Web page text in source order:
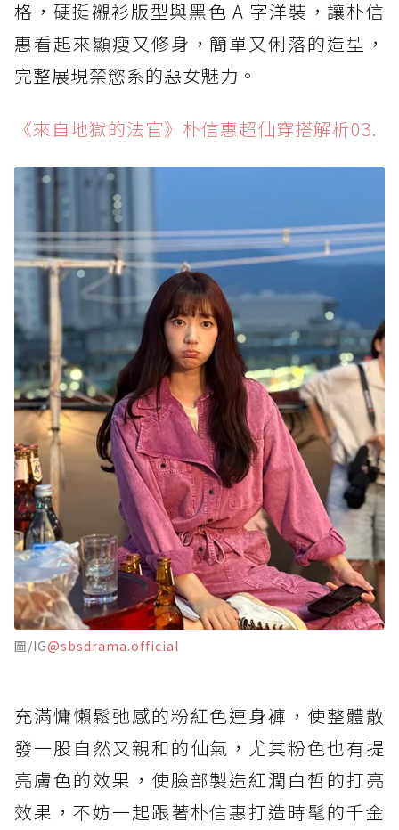
格，硬挺襯衫版型與黑色 A 字洋裝，讓朴信
惠看起來顯瘦又修身，簡單又俐落的造型，
完整展現禁慾系的惡女魅力。
《來自地獄的法官》朴信惠超仙穿搭解析03.
圖/IG@sbsdrama.official
充滿慵懶鬆弛感的粉紅色連身褲，使整體散
發一股自然又親和的仙氣，尤其粉色也有提
亮膚色的效果，使臉部製造紅潤白皙的打亮
效果，不妨一起跟著朴信惠打造時髦的千金